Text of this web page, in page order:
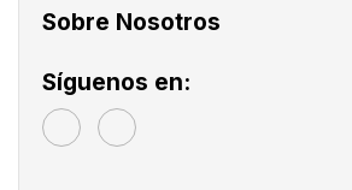
Sobre Nosotros
Síguenos en: